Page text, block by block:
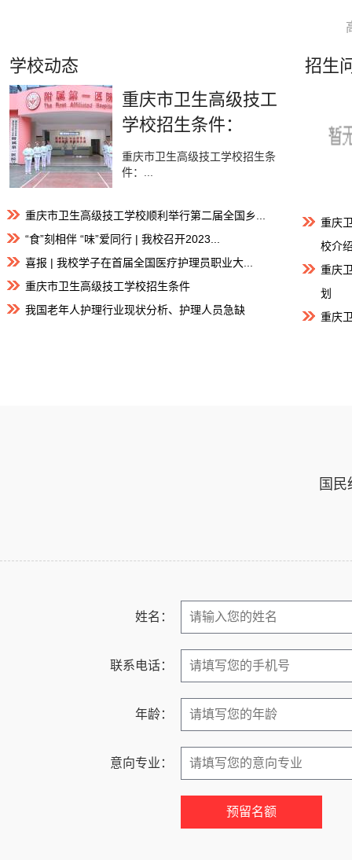
学校动态
重庆市卫生高级技工
学校招生条件：
重庆市卫生高级技工学校招生条
件：...
重庆市卫生高级技工学校顺利举行第二届全国乡...
“食”刻相伴 “味”爱同行 | 我校召开2023...
喜报 | 我校学子在首届全国医疗护理员职业大...
重庆市卫生高级技工学校招生条件
我国老年人护理行业现状分析、护理人员急缺
招生
重庆
校介
重庆
划
重庆
国
姓名：
联系电话：
年龄：
意向专业：